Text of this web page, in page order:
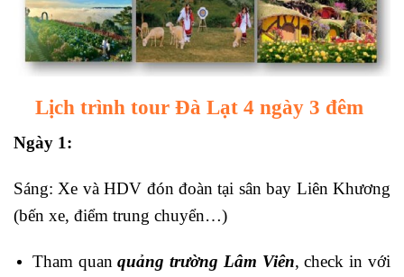
Lịch trình tour Đà Lạt 4 ngày 3 đêm
Ngày 1:
Sáng: Xe và HDV đón đoàn tại sân bay Liên Khương
(bến xe, điểm trung chuyển…)
Tham quanquảng trường Lâm Viên, check in với